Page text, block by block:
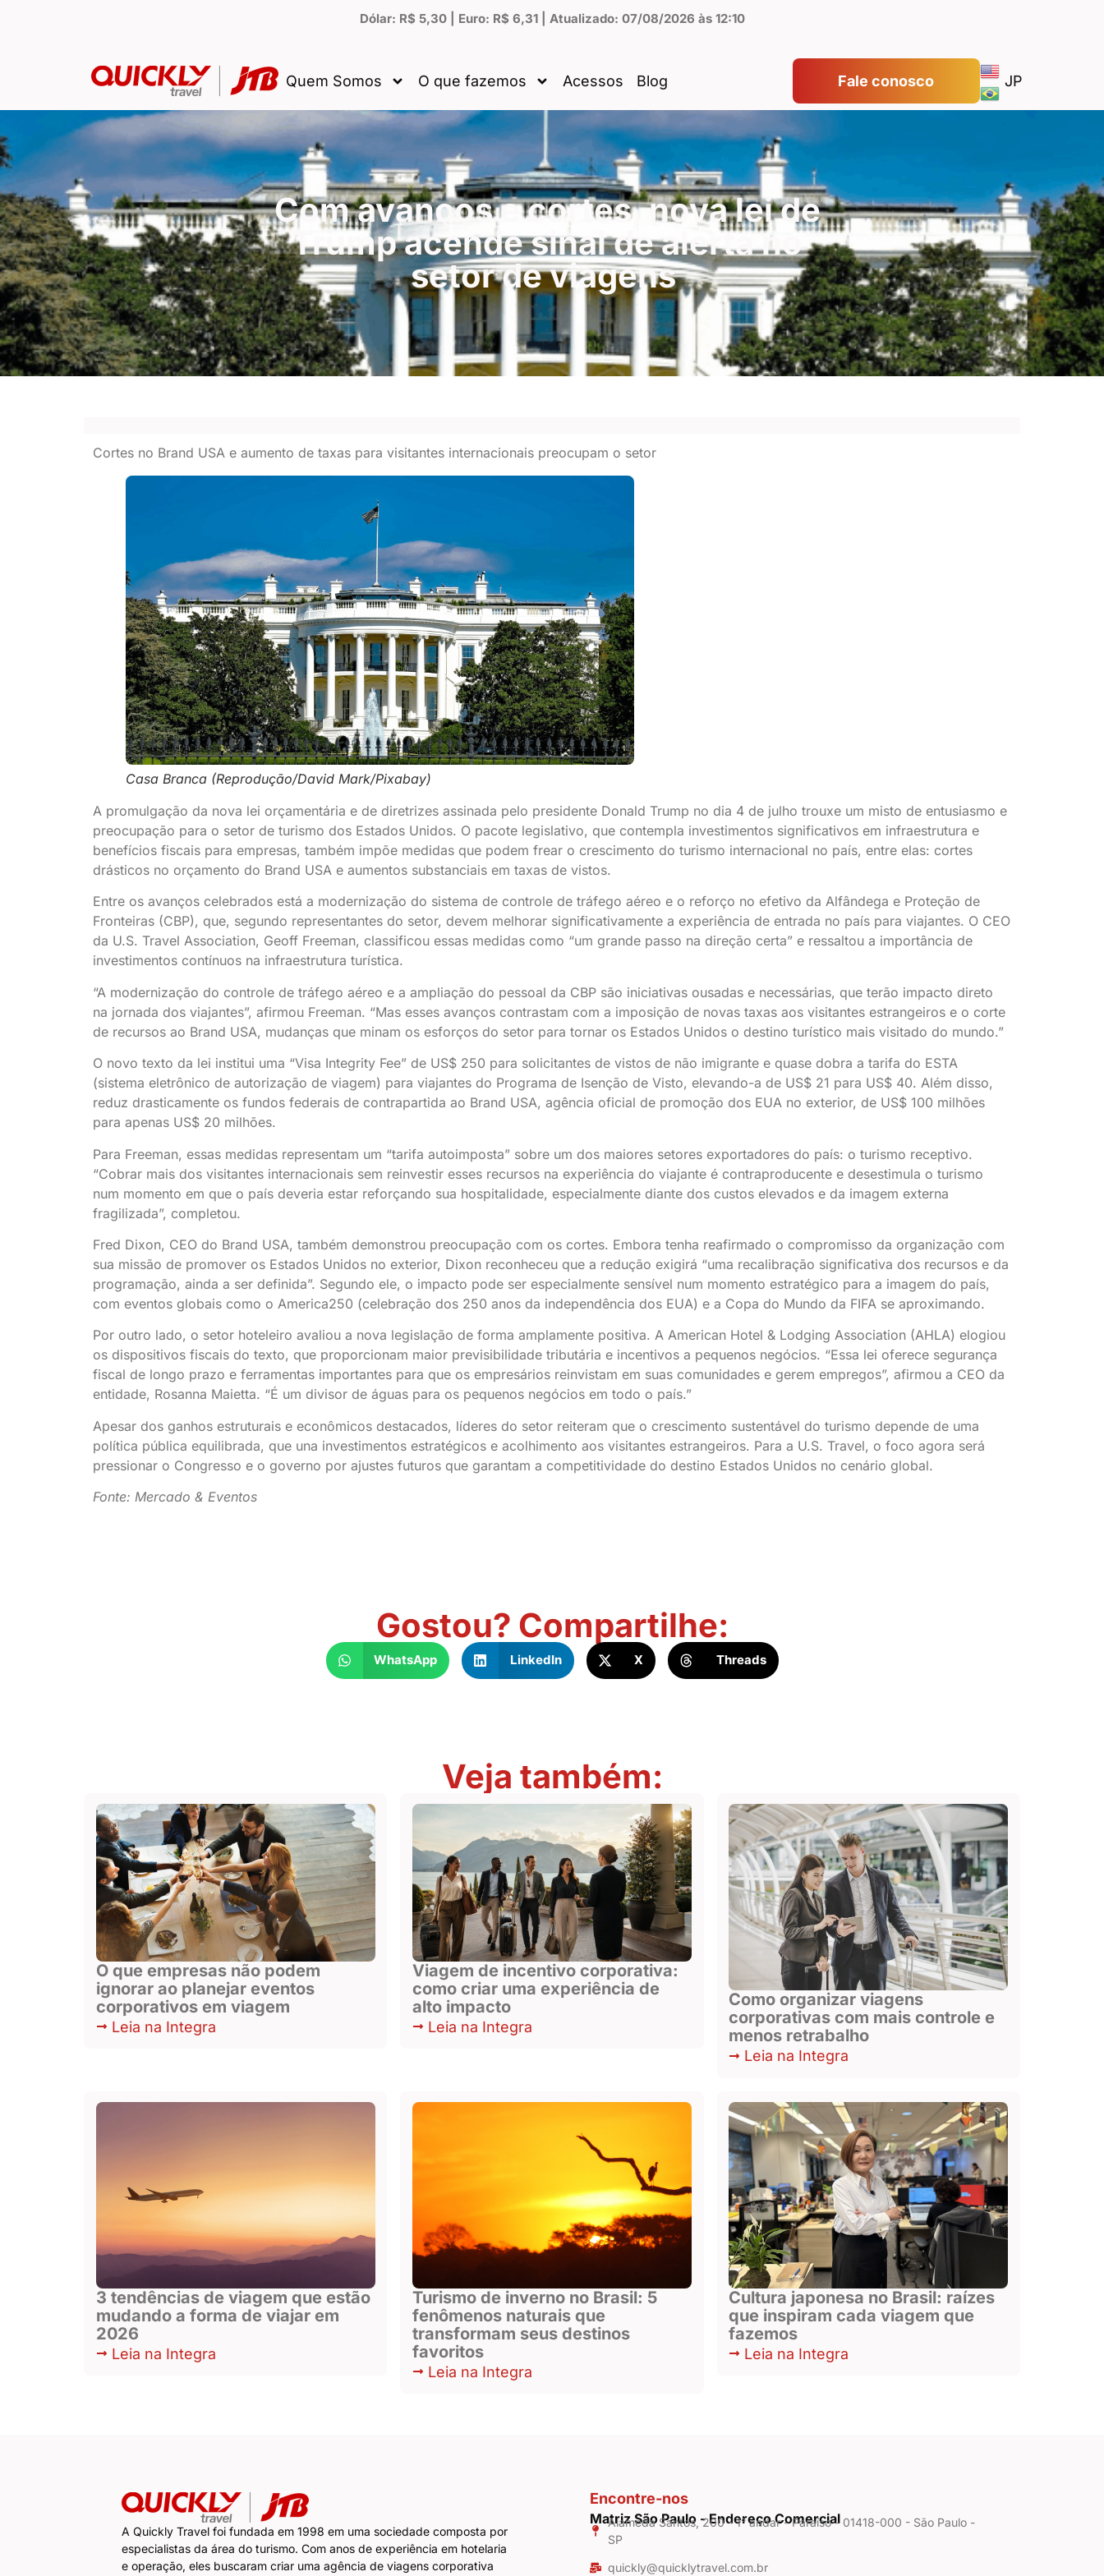
Dólar: R$ 5,30 | Euro: R$ 6,31 | Atualizado: 07/08/2026 às 12:10
Quem Somos O que fazemos Acessos Blog Fale conosco JP
Com avanços e cortes, nova lei de
Trump acende sinal de alerta no
setor de viagens
Cortes no Brand USA e aumento de taxas para visitantes internacionais preocupam o setor
Casa Branca (Reprodução/David Mark/Pixabay)
A promulgação da nova lei orçamentária e de diretrizes assinada pelo presidente Donald Trump no dia 4 de julho trouxe um misto de entusiasmo e
preocupação para o setor de turismo dos Estados Unidos. O pacote legislativo, que contempla investimentos significativos em infraestrutura e
benefícios fiscais para empresas, também impõe medidas que podem frear o crescimento do turismo internacional no país, entre elas: cortes
drásticos no orçamento do Brand USA e aumentos substanciais em taxas de vistos.
Entre os avanços celebrados está a modernização do sistema de controle de tráfego aéreo e o reforço no efetivo da Alfândega e Proteção de
Fronteiras (CBP), que, segundo representantes do setor, devem melhorar significativamente a experiência de entrada no país para viajantes. O CEO
da U.S. Travel Association, Geoff Freeman, classificou essas medidas como “um grande passo na direção certa” e ressaltou a importância de
investimentos contínuos na infraestrutura turística.
“A modernização do controle de tráfego aéreo e a ampliação do pessoal da CBP são iniciativas ousadas e necessárias, que terão impacto direto
na jornada dos viajantes”, afirmou Freeman. “Mas esses avanços contrastam com a imposição de novas taxas aos visitantes estrangeiros e o corte
de recursos ao Brand USA, mudanças que minam os esforços do setor para tornar os Estados Unidos o destino turístico mais visitado do mundo.”
O novo texto da lei institui uma “Visa Integrity Fee” de US$ 250 para solicitantes de vistos de não imigrante e quase dobra a tarifa do ESTA
(sistema eletrônico de autorização de viagem) para viajantes do Programa de Isenção de Visto, elevando-a de US$ 21 para US$ 40. Além disso,
reduz drasticamente os fundos federais de contrapartida ao Brand USA, agência oficial de promoção dos EUA no exterior, de US$ 100 milhões
para apenas US$ 20 milhões.
Para Freeman, essas medidas representam um “tarifa autoimposta” sobre um dos maiores setores exportadores do país: o turismo receptivo.
“Cobrar mais dos visitantes internacionais sem reinvestir esses recursos na experiência do viajante é contraproducente e desestimula o turismo
num momento em que o país deveria estar reforçando sua hospitalidade, especialmente diante dos custos elevados e da imagem externa
fragilizada”, completou.
Fred Dixon, CEO do Brand USA, também demonstrou preocupação com os cortes. Embora tenha reafirmado o compromisso da organização com
sua missão de promover os Estados Unidos no exterior, Dixon reconheceu que a redução exigirá “uma recalibração significativa dos recursos e da
programação, ainda a ser definida”. Segundo ele, o impacto pode ser especialmente sensível num momento estratégico para a imagem do país,
com eventos globais como o America250 (celebração dos 250 anos da independência dos EUA) e a Copa do Mundo da FIFA se aproximando.
Por outro lado, o setor hoteleiro avaliou a nova legislação de forma amplamente positiva. A American Hotel & Lodging Association (AHLA) elogiou
os dispositivos fiscais do texto, que proporcionam maior previsibilidade tributária e incentivos a pequenos negócios. “Essa lei oferece segurança
fiscal de longo prazo e ferramentas importantes para que os empresários reinvistam em suas comunidades e gerem empregos”, afirmou a CEO da
entidade, Rosanna Maietta. “É um divisor de águas para os pequenos negócios em todo o país.”
Apesar dos ganhos estruturais e econômicos destacados, líderes do setor reiteram que o crescimento sustentável do turismo depende de uma
política pública equilibrada, que una investimentos estratégicos e acolhimento aos visitantes estrangeiros. Para a U.S. Travel, o foco agora será
pressionar o Congresso e o governo por ajustes futuros que garantam a competitividade do destino Estados Unidos no cenário global.
Fonte: Mercado & Eventos
Gostou? Compartilhe:
WhatsApp LinkedIn X Threads
Veja também:
O que empresas não podem
ignorar ao planejar eventos
corporativos em viagem
Leia na Integra
Viagem de incentivo corporativa:
como criar uma experiência de
alto impacto
Leia na Integra
Como organizar viagens
corporativas com mais controle e
menos retrabalho
Leia na Integra
3 tendências de viagem que estão
mudando a forma de viajar em
2026
Leia na Integra
Turismo de inverno no Brasil: 5
fenômenos naturais que
transformam seus destinos
favoritos
Leia na Integra
Cultura japonesa no Brasil: raízes
que inspiram cada viagem que
fazemos
Leia na Integra
A Quickly Travel foi fundada em 1998 em uma sociedade composta por
especialistas da área do turismo. Com anos de experiência em hotelaria
e operação, eles buscaram criar uma agência de viagens corporativa
Encontre-nos
Matriz São Paulo - Endereço Comercial
Alameda Santos, 200 - 1° andar - Paraíso - 01418-000 - São Paulo -
SP
quickly@quicklytravel.com.br